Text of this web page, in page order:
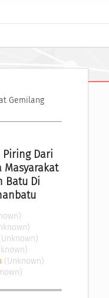
Gemilang
Dari
Masyarakat
Batu Di
(Unknown)